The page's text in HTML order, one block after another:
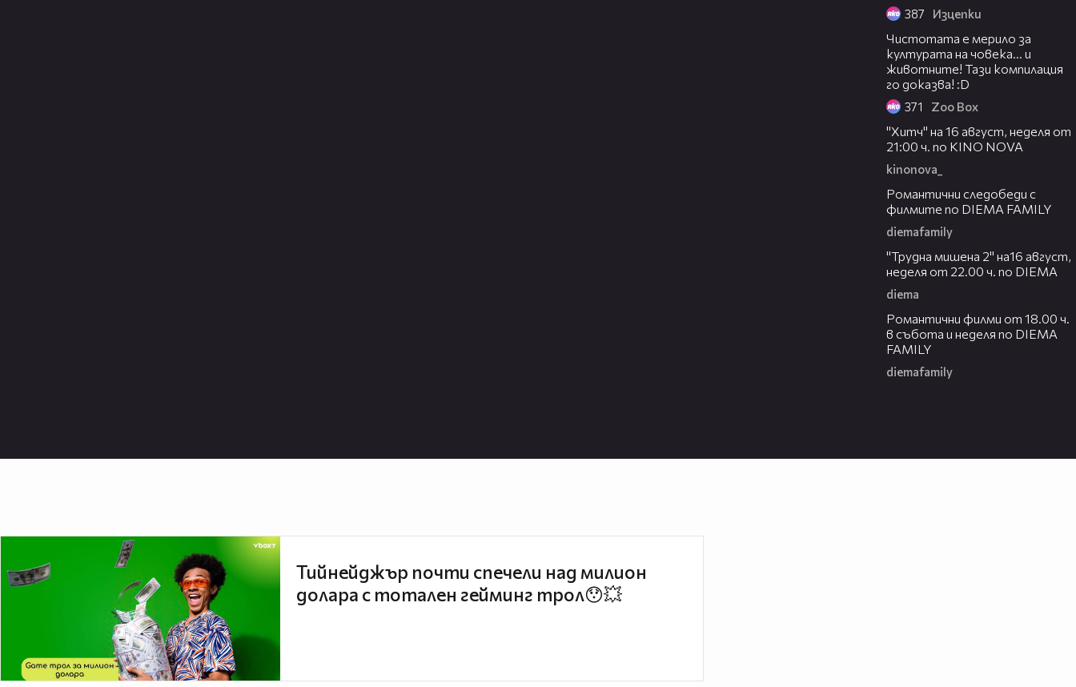
387 Изцепки
Чистотата е мерило за
културата на човека... и
животните! Тази компилация
го доказва! :D
371 Zoo Box
"Хитч" на 16 август, неделя от
21:00 ч. по KINO NOVA
kinonova_
Романтични следобеди с
филмите по DIEMA FAMILY
diemafamily
"Трудна мишена 2" на16 август,
неделя от 22.00 ч. по DIEMA
diema
Романтични филми от 18.00 ч.
в събота и неделя по DIEMA
FAMILY
diemafamily
Тийнейджър почти спечели над милион
долара с тотален гейминг трол😯💥